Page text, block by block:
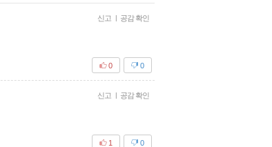
신고 | 공감 확인
0
0
신고 | 공감 확인
0
1